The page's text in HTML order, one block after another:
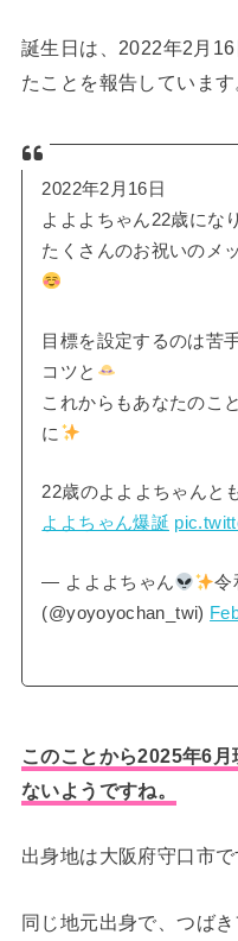
誕生日は、2022年2月
たことを報告しています
2022年2月16日
よよよちゃん22歳にな
たくさんのお祝いのメ
目標を設定するのは苦
コツと
これからもあなたのこ
に
22歳のよよよちゃんと
よよちゃん爆誕
— よよよちゃん
令
(@yoyoyochan_twi)
このことから2025年6
ないようですね。
出身地は大阪府守口市で
同じ地元出身で、つば